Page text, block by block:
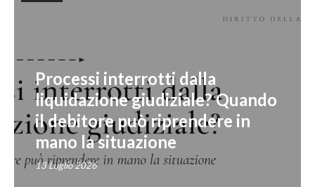
Processi interrotti dalla
liquidazione giudiziale? Quando
il debitore può riprendere in
mano la situazione
13 Luglio 2026